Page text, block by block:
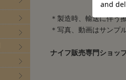
＊製造時、輸送に伴う
＊写真、動画はサンプ
ナイフ販売専門ショッ